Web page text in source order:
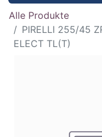
Alle Produkte
PIRELLI 255/45
ELECT TL(T)